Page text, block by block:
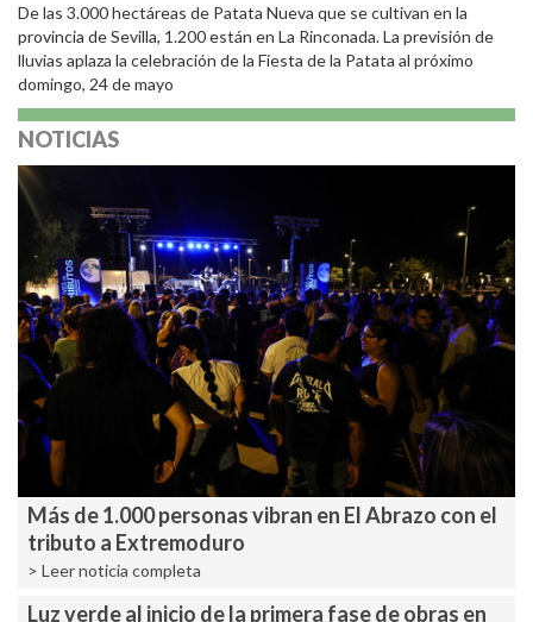
De las 3.000 hectáreas de Patata Nueva que se cultivan en la
provincia de Sevilla, 1.200 están en La Rinconada. La previsión de
lluvias aplaza la celebración de la Fiesta de la Patata al próximo
domingo, 24 de mayo
NOTICIAS
Más de 1.000 personas vibran en El Abrazo con el
tributo a Extremoduro
> Leer noticia completa
Luz verde al inicio de la primera fase de obras en